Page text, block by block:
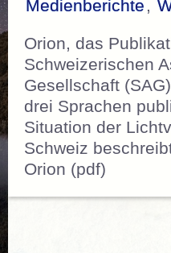
Medienberichte ,
Orion, das
Schweizerischen
Gesellschaft
drei Sprachen
Situation der
Schweiz
Orion (pdf)